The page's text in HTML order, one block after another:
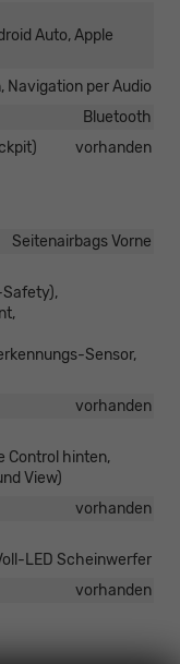
Auto, Apple
Navigation per Audio
Bluetooth
vorhanden
Seitenairbags Vorne
Safety),
Sensor,
vorhanden
Control hinten,
View)
vorhanden
LED Scheinwerfer
vorhanden